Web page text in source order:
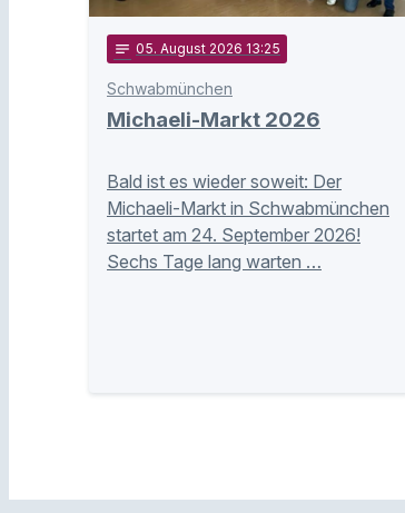
notes 05. August 2026 13:25
Schwabmünchen
Michaeli-Markt 2026
Bald ist es wieder soweit: Der
Michaeli-Markt in Schwabmünchen
startet am 24. September 2026!
Sechs Tage lang warten …